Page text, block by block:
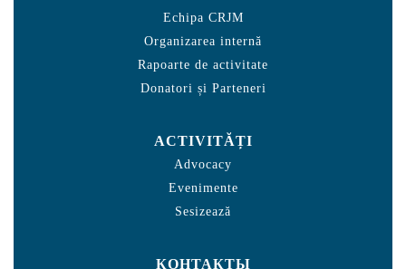
Echipa CRJM
Organizarea internă
Rapoarte de activitate
Donatori și Parteneri
ACTIVITĂȚI
Advocacy
Evenimente
Sesizează
КОНТАКТЫ